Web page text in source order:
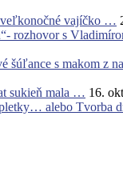
vajíčko …
rozhovor s
šúľance s makom z
sukieň mala … 16.
alebo Tvorba